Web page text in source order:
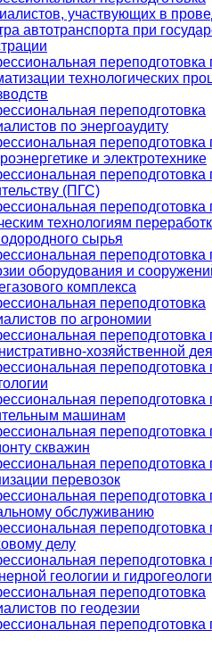
участвующих в
автотранспорта при
переподготовка
технологических
переподготовка
по энергоаудиту
переподготовка
и электротехнике
переподготовка
(ПГС)
переподготовка
технологиям
сырья
переподготовка
оборудования и
комплекса
переподготовка
по агрономии
переподготовка
хозяйственной
переподготовка
переподготовка
машинам
переподготовка
скважин
переподготовка
перевозок
переподготовка
обслуживанию
переподготовка
делу
переподготовка
геологии и
переподготовка
по геодезии
переподготовка